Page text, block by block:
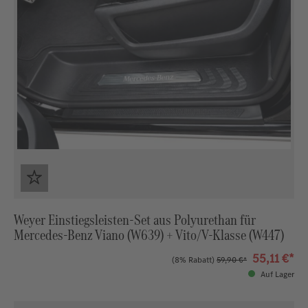
Weyer Einstiegsleisten-Set aus Polyurethan für
Mercedes‑Benz Viano (W639) + Vito/V‑Klasse (W447)
(8% Rabatt) 59,90 €* 55,11 €*
Auf Lager